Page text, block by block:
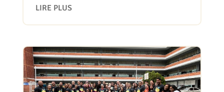
LIRE PLUS